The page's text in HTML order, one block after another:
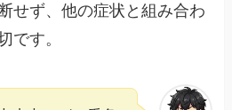
せず、他の症状と組み合わ
です。